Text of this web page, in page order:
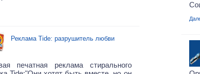
Реклама Tide: разрушитель любви
печатная реклама стирального